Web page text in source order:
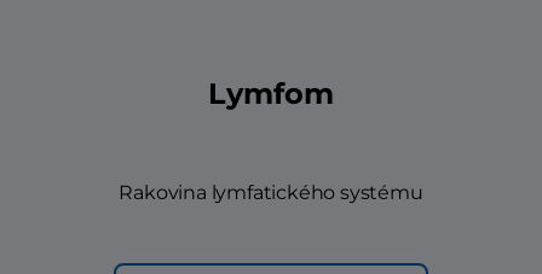
Lymfom
Rakovina lymfatického systému